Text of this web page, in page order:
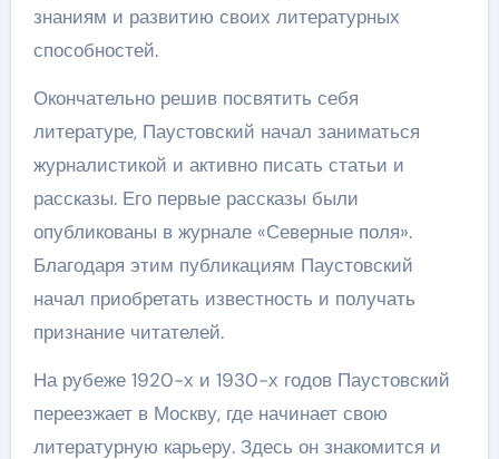
знаниям и развитию своих литературных
способностей.
Окончательно решив посвятить себя
литературе, Паустовский начал заниматься
журналистикой и активно писать статьи и
рассказы. Его первые рассказы были
опубликованы в журнале «Северные поля».
Благодаря этим публикациям Паустовский
начал приобретать известность и получать
признание читателей.
На рубеже 1920-х и 1930-х годов Паустовский
переезжает в Москву, где начинает свою
литературную карьеру. Здесь он знакомится и